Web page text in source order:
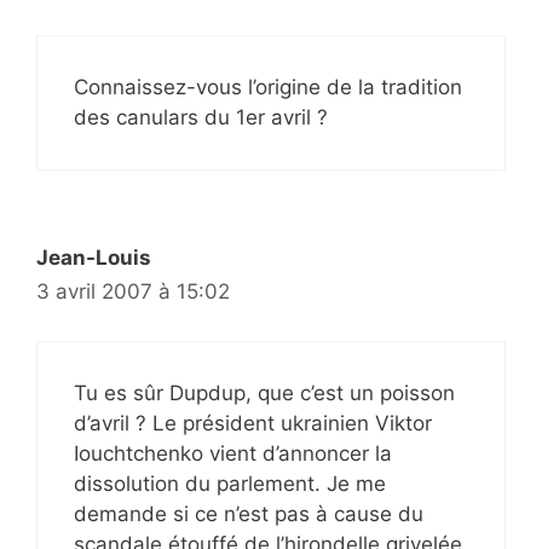
Connaissez-vous l’origine de la tradition
des canulars du 1er avril ?
Jean-Louis
3 avril 2007 à 15:02
Tu es sûr Dupdup, que c’est un poisson
d’avril ? Le président ukrainien Viktor
Iouchtchenko vient d’annoncer la
dissolution du parlement. Je me
demande si ce n’est pas à cause du
scandale étouffé de l’hirondelle grivelée